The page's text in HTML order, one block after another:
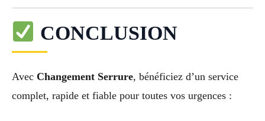
CONCLUSION
Avec Changement Serrure, bénéficiez d’un service
complet, rapide et fiable pour toutes vos urgences :